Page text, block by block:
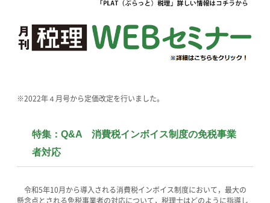
※2022年４月号から定価改定を行いました。
特集：Q&A 消費税インボイス制度の免税事業
者対応
令和5年10月から導入される消費税インボイス制度において，最大の